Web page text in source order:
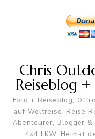
Chris
Reiseblog
Foto + Reiseblog,
auf Weltreise. Reise
Abenteurer, Blogger
4×4 LKW. Heimat